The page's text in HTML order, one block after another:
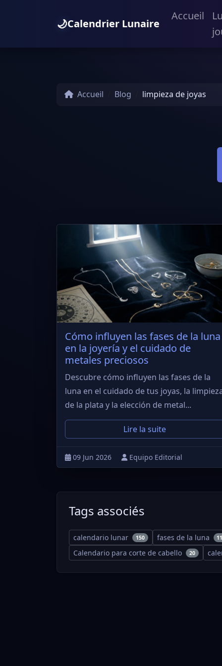
🌙Calendrier Lunaire
Accueil
Accueil Blog limpieza de joyas
Cómo influyen las fases de la luna
en la joyería y el cuidado de
metales preciosos
Descubre cómo influyen las fases de la
luna en el cuidado de tus joyas, la
de la plata y la elección de metal...
Lire la suite
09 Jun 2026 Equipo Editorial
Tags associés
calendario lunar 150 fases de la luna
Calendario para corte de cabello 20